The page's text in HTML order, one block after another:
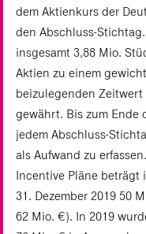
dem Aktienkurs der
den Abschluss-
insgesamt 3,88 Mio.
Aktien zu einem
beizulegenden Zeitwert
gewährt. Bis zum Ende
jedem Abschluss-
als Aufwand zu
Incentive Pläne beträgt
31. Dezember 2019 50
62 Mio. €). In 2019